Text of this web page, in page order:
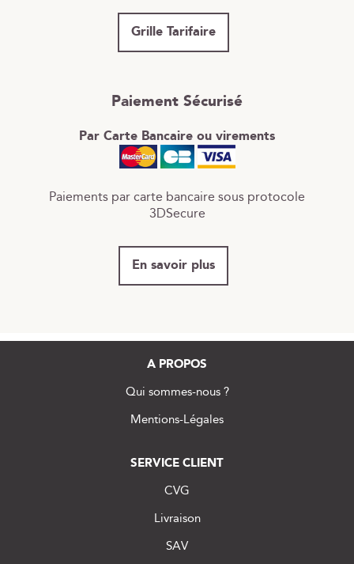
Grille Tarifaire
Paiement Sécurisé
Par Carte Bancaire ou virements
Paiements par carte bancaire sous protocole
3DSecure
En savoir plus
A PROPOS
Qui sommes-nous ?
Mentions-Légales
SERVICE CLIENT
CVG
Livraison
SAV